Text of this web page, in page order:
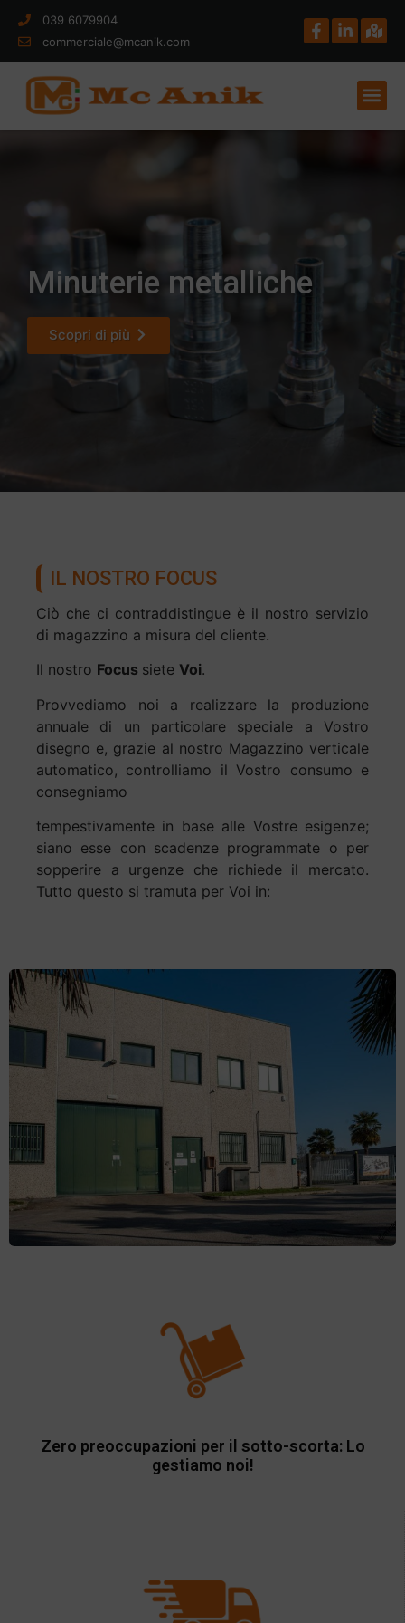
039 6079904
commerciale@mcanik.com
Minuterie metalliche
Scopri di più
IL NOSTRO FOCUS
Ciò che ci contraddistingue è il nostro servizio
di magazzino a misura del cliente.
Il nostro Focus siete Voi.
Provvediamo noi a realizzare la produzione
annuale di un particolare speciale a Vostro
disegno e, grazie al nostro Magazzino verticale
automatico, controlliamo il Vostro consumo e
consegniamo
tempestivamente in base alle Vostre esigenze;
siano esse con scadenze programmate o per
sopperire a urgenze che richiede il mercato.
Tutto questo si tramuta per Voi in:
Zero preoccupazioni per il sotto-scorta: Lo
gestiamo noi!